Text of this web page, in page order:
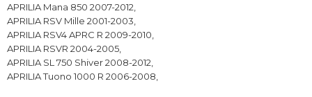
APRILIA Mana 850 2007-2012,
APRILIA RSV Mille 2001-2003,
APRILIA RSV4 APRC R 2009-2010,
APRILIA RSVR 2004-2005,
APRILIA SL 750 Shiver 2008-2012,
APRILIA Tuono 1000 R 2006-2008,